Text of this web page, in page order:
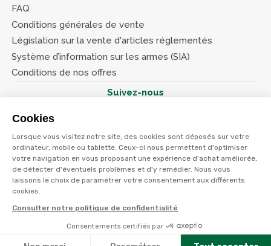
Cookies
Lorsque vous visitez notre site, des cookies sont déposés sur votre
ordinateur, mobile ou tablette. Ceux-ci nous permettent d'optimiser
votre navigation en vous proposant une expérience d'achat améliorée,
de détecter d'éventuels problèmes et d'y remédier. Nous vous
laissons le choix de paramétrer votre consentement aux différents
cookies.
Consulter notre politique de confidentialité
Consentements certifiés par
FAQ
Conditions générales de vente
Législation sur la vente d'articles réglementés
Système d’information sur les armes (SIA)
Conditions de nos offres
Suivez-nous
© Terres et eaux 2026
Politique de confidentialité
Mentions légales
CGV